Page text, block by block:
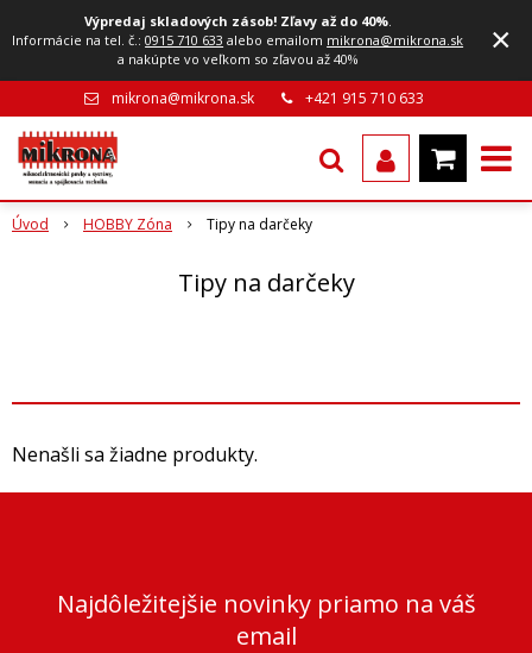
Výpredaj skladových zásob! Zľavy až do 40%.
Informácie na tel. č.:0915 710 633 alebo emailom mikrona@mikrona.sk
a nakúpte vo veľkom so zľavou až 40%
×
mikrona@mikrona.sk +421 915 710 633
Úvod HOBBY Zóna Tipy na darčeky
Tipy na darčeky
Nenašli sa žiadne produkty.
Najdôležitejšie novinky priamo na váš
email